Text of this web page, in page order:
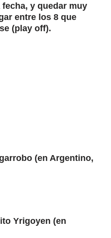
y quedar muy
entre los 8 que
(play off).
(en Argentino,
Yrigoyen (en